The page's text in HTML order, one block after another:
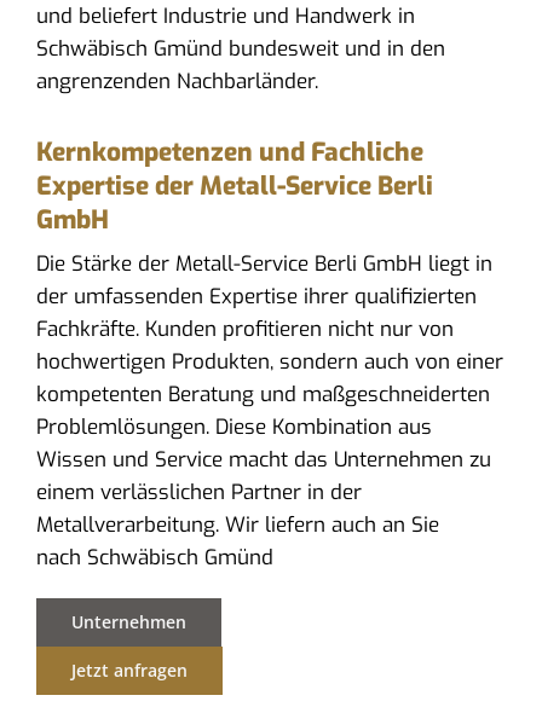
und beliefert Industrie und Handwerk in
Schwäbisch Gmünd bundesweit und in den
angrenzenden Nachbarländer.
Kernkompetenzen und Fachliche
Expertise der Metall-Service Berli
GmbH
Die Stärke der Metall-Service Berli GmbH liegt in
der umfassenden Expertise ihrer qualifizierten
Fachkräfte. Kunden profitieren nicht nur von
hochwertigen Produkten, sondern auch von einer
kompetenten Beratung und maßgeschneiderten
Problemlösungen. Diese Kombination aus
Wissen und Service macht das Unternehmen zu
einem verlässlichen Partner in der
Metallverarbeitung. Wir liefern auch an Sie
nach Schwäbisch Gmünd
Unternehmen
Jetzt anfragen